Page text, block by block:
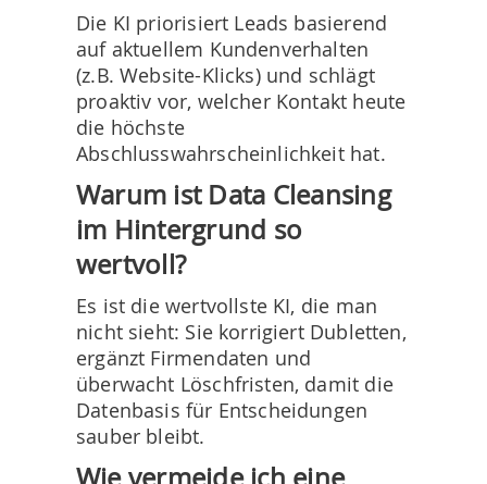
Die KI priorisiert Leads basierend
auf aktuellem Kundenverhalten
(z.B. Website-Klicks) und schlägt
proaktiv vor, welcher Kontakt heute
die höchste
Abschlusswahrscheinlichkeit hat.
Warum ist Data Cleansing
im Hintergrund so
wertvoll?
Es ist die wertvollste KI, die man
nicht sieht: Sie korrigiert Dubletten,
ergänzt Firmendaten und
überwacht Löschfristen, damit die
Datenbasis für Entscheidungen
sauber bleibt.